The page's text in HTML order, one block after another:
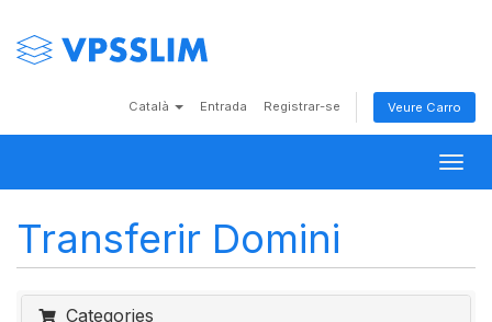
Català Entrada Registrar-se Veure Carro
Transferir Domini
Categories